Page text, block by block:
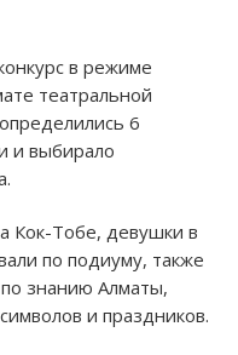
в режиме
театральной
6
и выбирало
Кок-Тобе, девушки в
по подиуму, также
знанию Алматы,
и праздников.